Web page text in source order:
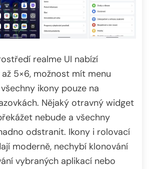
realme UI nabízí
5×6, možnost mít menu
ikony pouze na
Nějaký otravný widget
nebude a všechny
odstranit. Ikony i rolovací
moderně, nechybí klonování
vybraných aplikací nebo